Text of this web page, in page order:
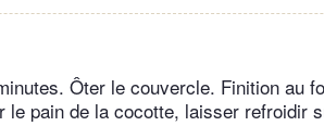
Ôter le couvercle. Finition au
pain de la cocotte, laisser refroidir